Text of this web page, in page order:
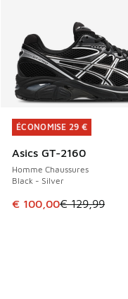
ÉCONOMISE 29 €
Asics GT-2160
Homme Chaussures
Black - Silver
Cet article est en
€ 100,00€ 129,99
ÉCONOMISE 29 €